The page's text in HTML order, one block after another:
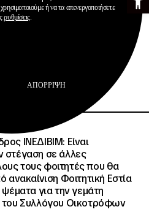
ΙΝΕΔΙΒΙΜ: Είναι
στέγαση σε άλλες
τους φοιτητές που θα
Φοιτητική Εστία
για την γεμάτη
του Συλλόγου Οικοτρόφων
ή να τα απενεργοποιήσετε
ρυθμίσεις.
ΑΠΌΡΡΙΨΗ